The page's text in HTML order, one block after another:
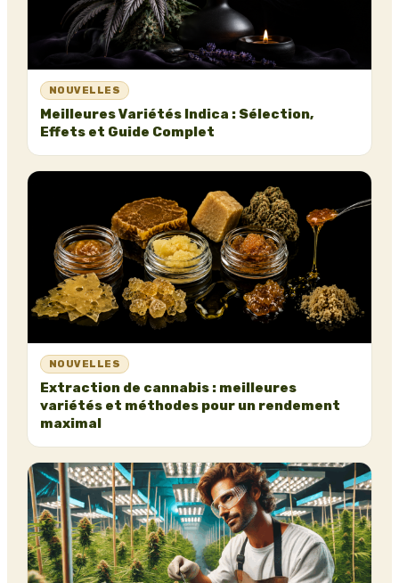
NOUVELLES
Meilleures Variétés Indica : Sélection,
Effets et Guide Complet
NOUVELLES
Extraction de cannabis : meilleures
variétés et méthodes pour un rendement
maximal